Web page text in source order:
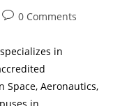
Post0 Comments
in
Space, Aeronautics,